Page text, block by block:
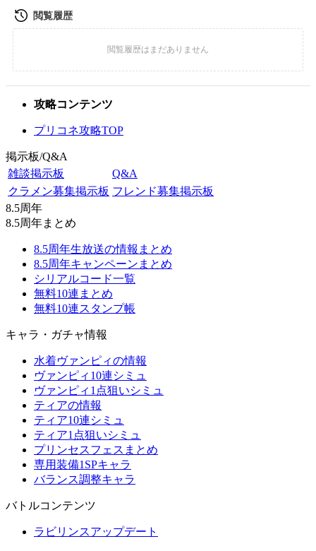
攻略コンテンツ
プリコネ攻略TOP
掲示板/Q&A
雑談掲示板
Q&A
クラメン募集掲示板 フレンド募集掲示板
8.5周年
8.5周年まとめ
8.5周年生放送の情報まとめ
8.5周年キャンペーンまとめ
シリアルコード一覧
無料10連まとめ
無料10連スタンプ帳
キャラ・ガチャ情報
水着ヴァンピィの情報
ヴァンピィ10連シミュ
ヴァンピィ1点狙いシミュ
ティアの情報
ティア10連シミュ
ティア1点狙いシミュ
プリンセスフェスまとめ
専用装備1SPキャラ
バランス調整キャラ
バトルコンテンツ
ラビリンスアップデート